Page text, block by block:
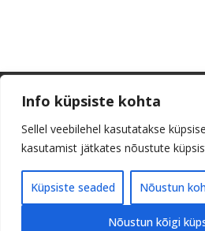
Info küpsiste kohta
Sellel veebilehel kasutatakse
kasutamist jätkates nõustute
Küpsiste seaded Nõustun
Nõustun kõigi